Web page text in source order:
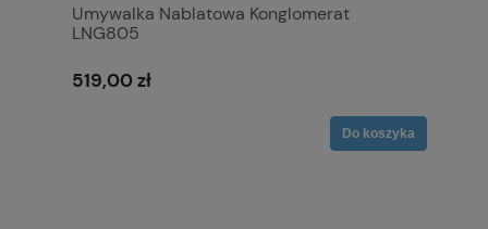
Umywalka Nablatowa Konglomerat
LNG805
519,00 zł
Do koszyka